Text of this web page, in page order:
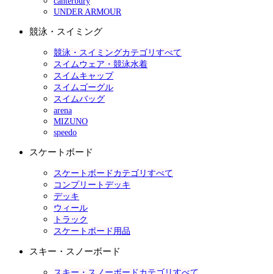
UNDER ARMOUR
競泳・スイミング
競泳・スイミングカテゴリすべて
スイムウェア・競泳水着
スイムキャップ
スイムゴーグル
スイムバッグ
arena
MIZUNO
speedo
スケートボード
スケートボードカテゴリすべて
コンプリートデッキ
デッキ
ウィール
トラック
スケートボード用品
スキー・スノーボード